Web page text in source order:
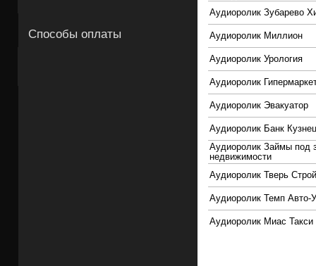
Аудиоролик Зубарево
Аудиоролик Миллион
Аудиоролик Урология
Аудиоролик
Аудиоролик Эвакуатор
Аудиоролик Банк
Аудиоролик Займы под
недвижимости
Аудиоролик Тверь
Аудиоролик Темп Авто-
Аудиоролик Миас Такси
Способы оплаты